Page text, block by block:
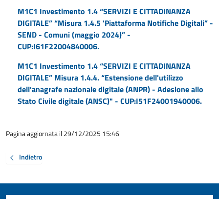
M1C1 Investimento 1.4 “SERVIZI E CITTADINANZA
DIGITALE” “Misura 1.4.5 'Piattaforma Notifiche Digitali” -
SEND - Comuni (maggio 2024)” -
CUP:I61F22004840006.
M1C1 Investimento 1.4 “SERVIZI E CITTADINANZA
DIGITALE” Misura 1.4.4. “Estensione dell'utilizzo
dell'anagrafe nazionale digitale (ANPR) - Adesione allo
Stato Civile digitale (ANSC)" - CUP:I51F24001940006.
Pagina aggiornata il 29/12/2025 15:46
Indietro